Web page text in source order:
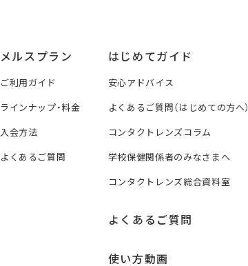
メルスプラン
ご利用ガイド
ラインナップ・料金
入会方法
よくあるご質問
はじめてガイド
安心アドバイス
よくあるご質問（はじめての方へ）
コンタクトレンズコラム
学校保健関係者のみなさまへ
コンタクトレンズ総合資料室
よくあるご質問
使い方動画